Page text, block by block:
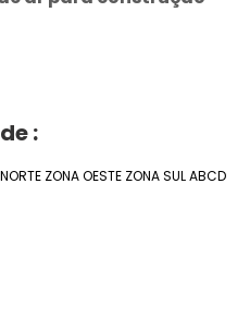
:
ZONA OESTE ZONA SULABCD